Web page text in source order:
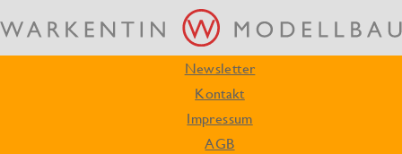
Newsletter
Kontakt
Impressum
AGB